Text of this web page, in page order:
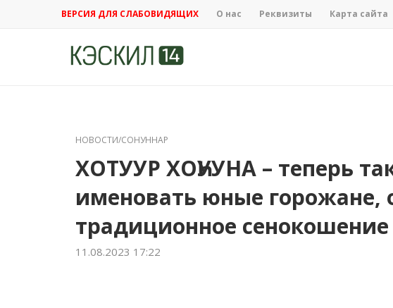
ВЕРСИЯ ДЛЯ СЛАБОВИДЯЩИХ О нас Реквизиты Карта сайта
НОВОСТИ/СОНУННАР
ХОТУУР ХОҺУУНА – теперь
именовать юные горожане,
традиционное сенокошение
11.08.2023 17:22